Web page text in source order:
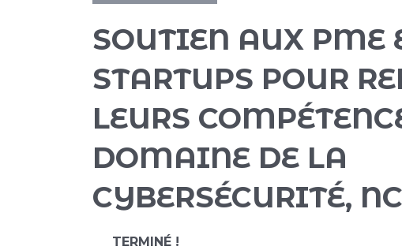
SOUTIEN AUX PME
STARTUPS POUR
LEURS
DOMAINE DE LA
CYBERSÉCURITÉ,
TERMINÉ !